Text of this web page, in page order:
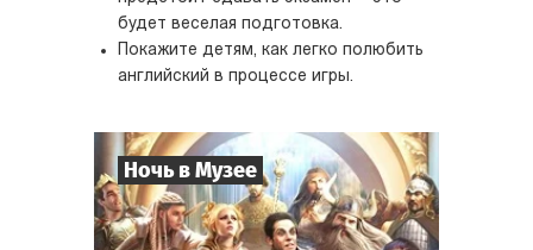
будет веселая подготовка.
Покажите детям, как легко полюбить
английский в процессе игры.
Ночь в Музее